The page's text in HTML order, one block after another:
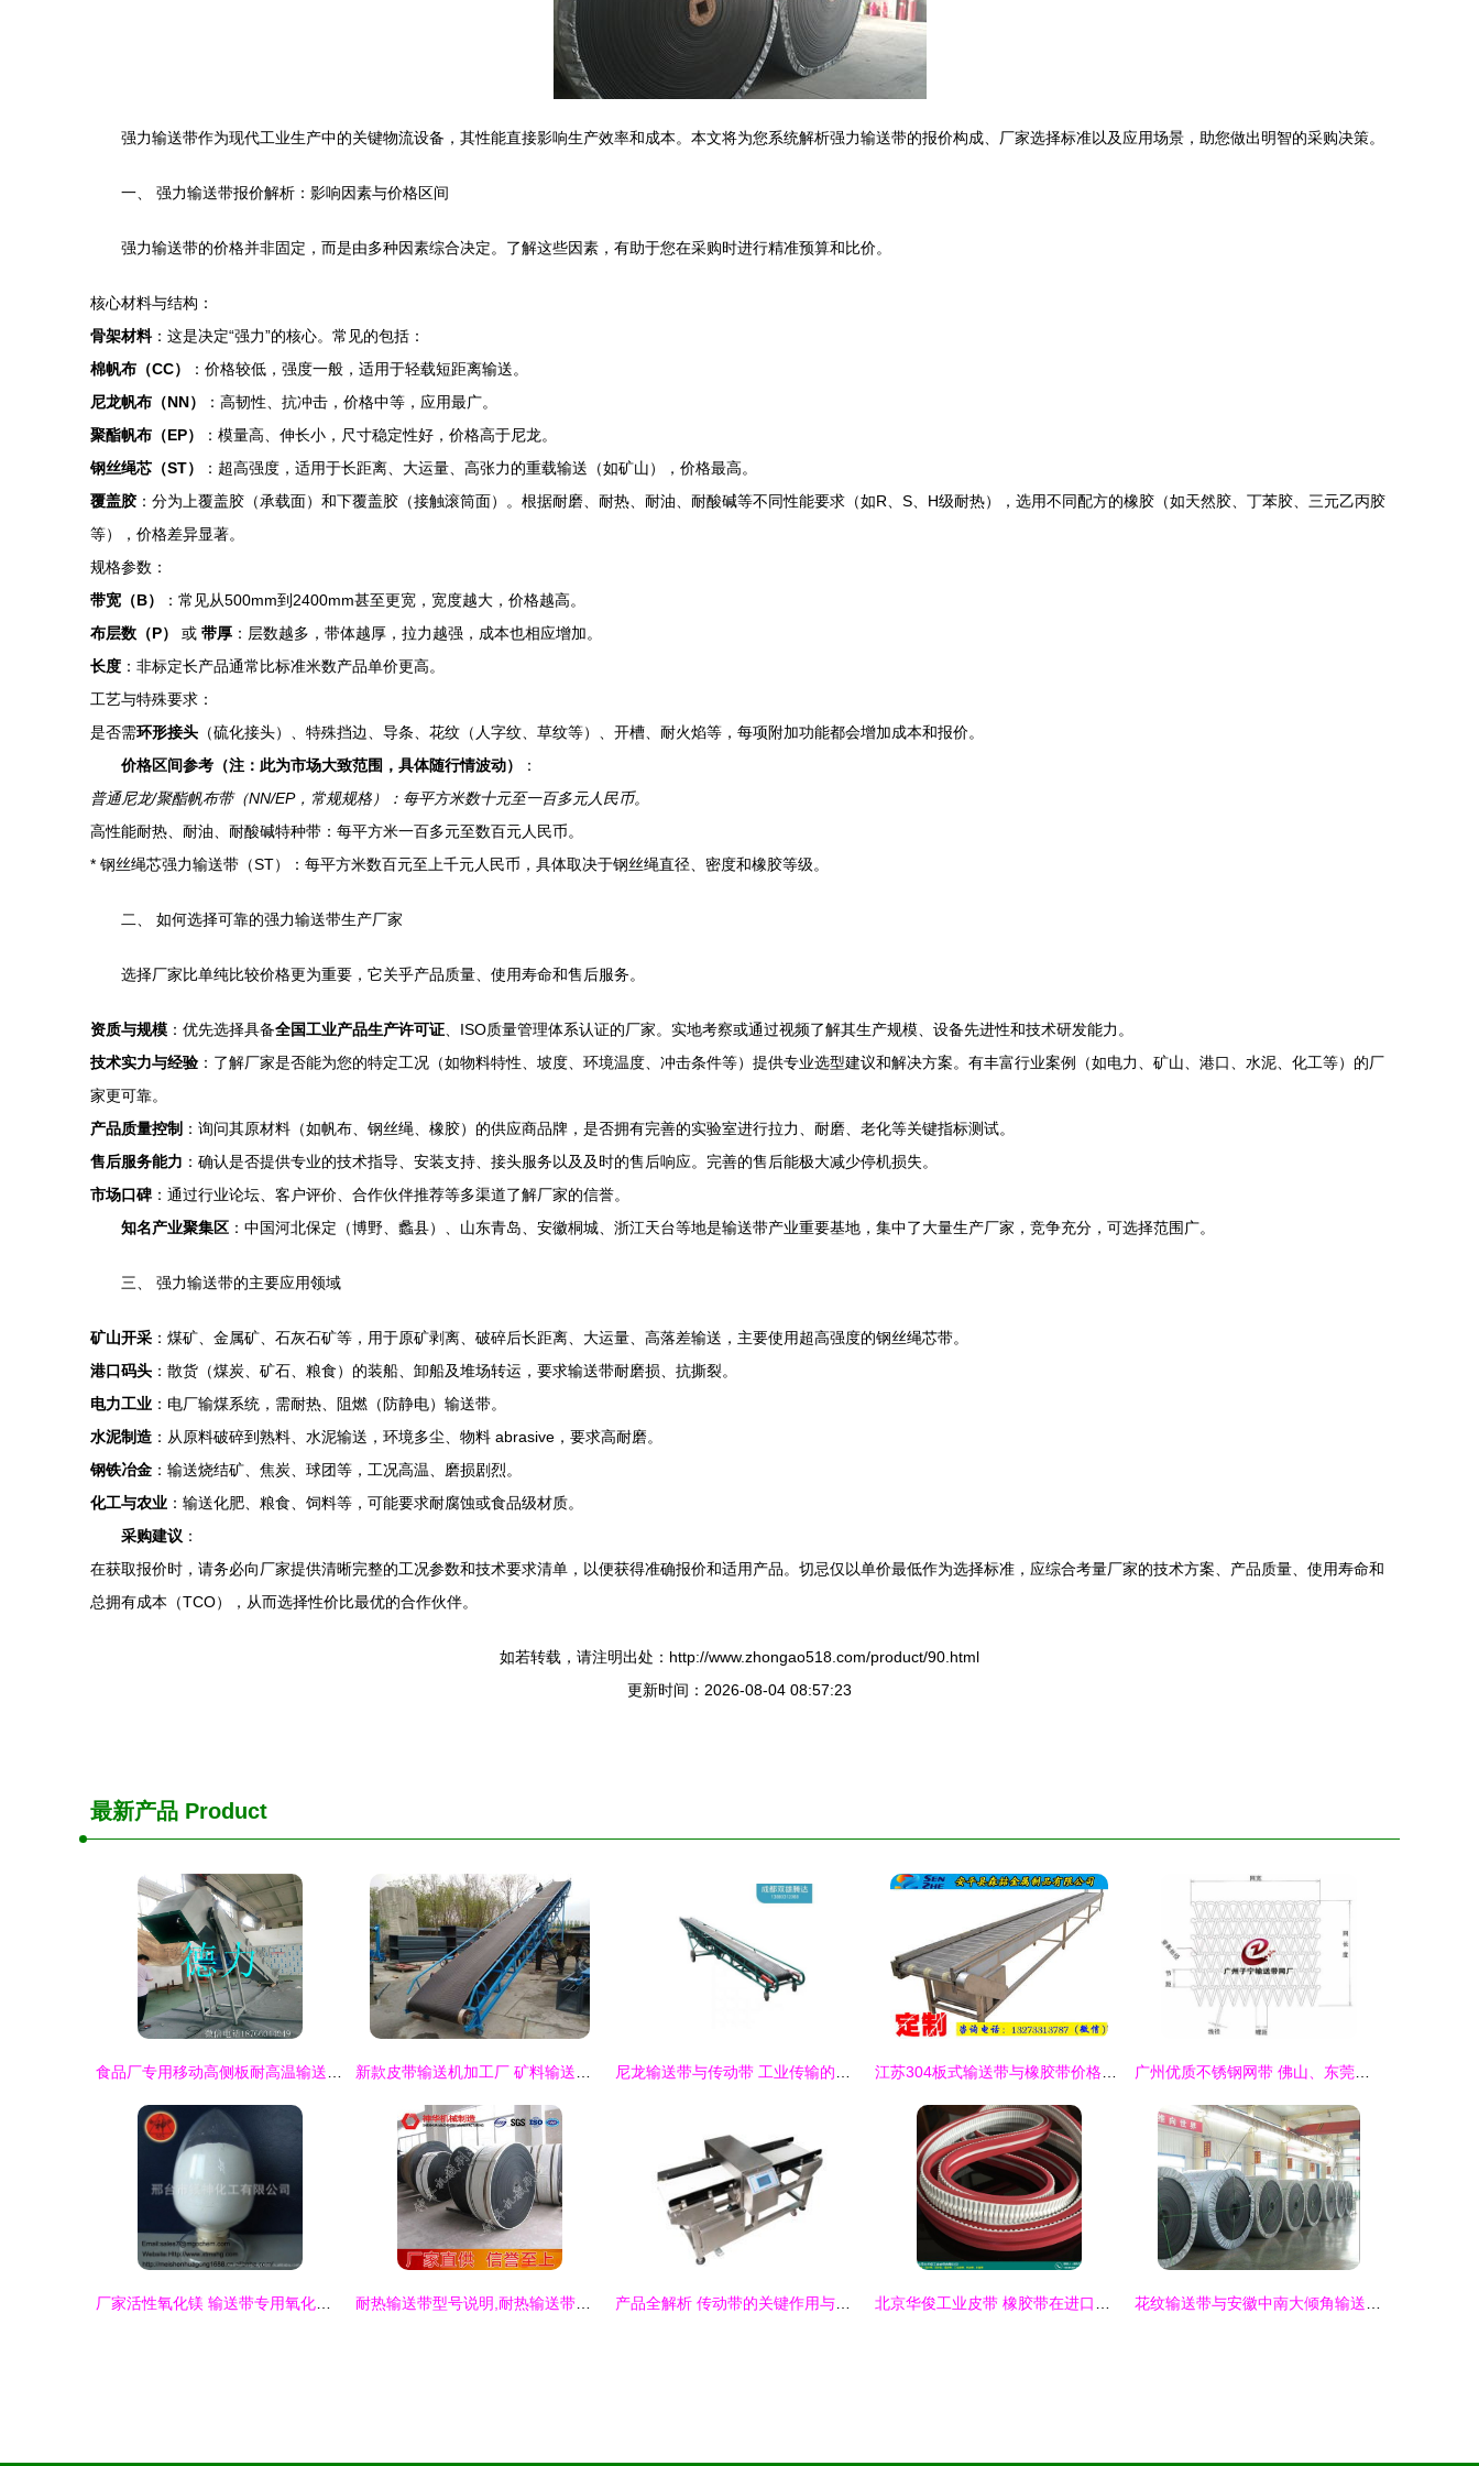
强力输送带作为现代工业生产中的关键物流设备，其性能直接影响生产效率和成本。本文将为您系统解析强力输送带的报价构成、厂家选择标准以及应用场景，助您做出明智的采购决策。
一、 强力输送带报价解析：影响因素与价格区间
强力输送带的价格并非固定，而是由多种因素综合决定。了解这些因素，有助于您在采购时进行精准预算和比价。
核心材料与结构：
骨架材料：这是决定“强力”的核心。常见的包括：
棉帆布（CC）
：价格较低，强度一般，适用于轻载短距离输送。
尼龙帆布（NN）
：高韧性、抗冲击，价格中等，应用最广。
聚酯帆布（EP）
：模量高、伸长小，尺寸稳定性好，价格高于尼龙。
钢丝绳芯（ST）
：超高强度，适用于长距离、大运量、高张力的重载输送（如矿山），价格最高。
覆盖胶：分为上覆盖胶（承载面）和下覆盖胶（接触滚筒面）。根据耐磨、耐热、耐油、耐酸碱等不同性能要求（如R、S、H级耐热），选用不同配方的橡胶（如天然胶、丁苯胶、三元乙丙胶
等），价格差异显著。
规格参数：
带宽（B）
：常见从500mm到2400mm甚至更宽，宽度越大，价格越高。
布层数（P）
或 带厚 ：层数越多，带体越厚，拉力越强，成本也相应增加。
长度 ：非标定长产品通常比标准米数产品单价更高。
工艺与特殊要求：
是否需环形接头 （硫化接头）、特殊挡边、导条、花纹（人字纹、草纹等）、开槽、耐火焰等，每项附加功能都会增加成本和报价。
价格区间参考（注：此为市场大致范围，具体随行情波动）
：
普通尼龙/聚酯帆布带（NN/EP，常规规格）：每平方米数十元至一百多元人民币。
高性能耐热、耐油、耐酸碱特种带：每平方米一百多元至数百元人民币。
* 钢丝绳芯强力输送带（ST）：每平方米数百元至上千元人民币，具体取决于钢丝绳直径、密度和橡胶等级。
二、 如何选择可靠的强力输送带生产厂家
选择厂家比单纯比较价格更为重要，它关乎产品质量、使用寿命和售后服务。
资质与规模 ：优先选择具备全国工业产品生产许可证 、ISO质量管理体系认证的厂家。实地考察或通过视频了解其生产规模、设备先进性和技术研发能力。
技术实力与经验 ：了解厂家是否能为您的特定工况（如物料特性、坡度、环境温度、冲击条件等）提供专业选型建议和解决方案。有丰富行业案例（如电力、矿山、港口、水泥、化工等）的厂
家更可靠。
产品质量控制 ：询问其原材料（如帆布、钢丝绳、橡胶）的供应商品牌，是否拥有完善的实验室进行拉力、耐磨、老化等关键指标测试。
售后服务能力 ：确认是否提供专业的技术指导、安装支持、接头服务以及及时的售后响应。完善的售后能极大减少停机损失。
市场口碑 ：通过行业论坛、客户评价、合作伙伴推荐等多渠道了解厂家的信誉。
知名产业聚集区 ：中国河北保定（博野、蠡县）、山东青岛、安徽桐城、浙江天台等地是输送带产业重要基地，集中了大量生产厂家，竞争充分，可选择范围广。
三、 强力输送带的主要应用领域
矿山开采 ：煤矿、金属矿、石灰石矿等，用于原矿剥离、破碎后长距离、大运量、高落差输送，主要使用超高强度的钢丝绳芯带。
港口码头 ：散货（煤炭、矿石、粮食）的装船、卸船及堆场转运，要求输送带耐磨损、抗撕裂。
电力工业 ：电厂输煤系统，需耐热、阻燃（防静电）输送带。
水泥制造 ：从原料破碎到熟料、水泥输送，环境多尘、物料 abrasive，要求高耐磨。
钢铁冶金 ：输送烧结矿、焦炭、球团等，工况高温、磨损剧烈。
化工与农业 ：输送化肥、粮食、饲料等，可能要求耐腐蚀或食品级材质。
采购建议 ：
在获取报价时，请务必向厂家提供清晰完整的工况参数和技术要求清单，以便获得准确报价和适用产品。切忌仅以单价最低作为选择标准，应综合考量厂家的技术方案、产品质量、使用寿命和
总拥有成本（TCO），从而选择性价比最优的合作伙伴。
如若转载，请注明出处：http://www.zhongao518.com/product/90.html
更新时间：2026-08-04 08:57:23
最新产品 Product